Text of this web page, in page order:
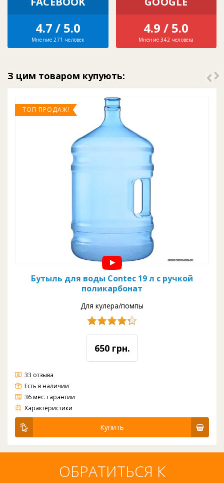
4.7 / 5.0
Мнение 271 человек
4.9 / 5.0
Мнение 342 человека
З цим товаром купують:
ТОП ПРОДАЖ!
Бутыль для воды Contec 19 л с ручкой
поликарбонат
Для кулера/помпы
650 грн.
33 отзыва
Есть в наличии
36 мес. гарантии
Поликарбонатные бутыли для воды 19л есть с ручкой для переноса и без ручки. Бутыли 18,9 л. для питьевой воды можно использовать совместно с кулерами для воды, помпами для воды, диспенсерами для воды. А так же есть специальные р
Характеристики
Купить
ОБРАТИТЬСЯ К